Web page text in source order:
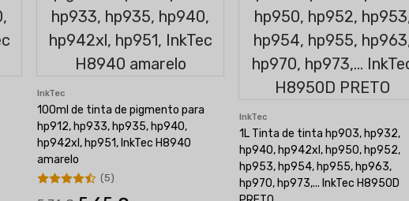
InkTec
100ml de tinta de pigmento para
hp912, hp933, hp935, hp940,
hp942xl, hp951, InkTec H8940
amarelo
(5)
InkTec
1L Tinta de tinta hp903, hp932,
hp940, hp942xl, hp950, hp952,
hp953, hp954, hp955, hp963,
hp970, hp973,... InkTec H8950D